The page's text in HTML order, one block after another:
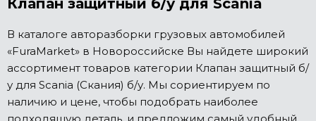
Клапан защитный б/у для Scania
В каталоге авторазборки грузовых автомобилей
«FuraMarket» в Новороссийске Вы найдете широкий
ассортимент товаров категории Клапан защитный б/
у для Scania (Скания) б/у. Мы сориентируем по
наличию и цене, чтобы подобрать наиболее